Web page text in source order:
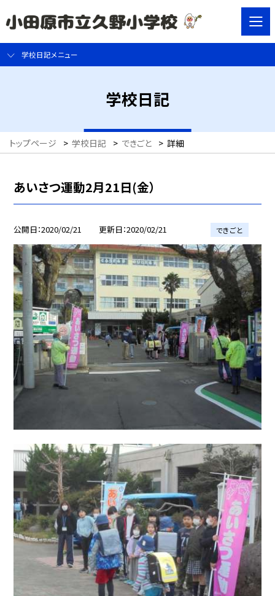
学校日記メニュー
学校日記
トップページ > 学校日記 > できごと > 詳細
あいさつ運動2月21日(金）
公開日 2020/02/21 更新日 2020/02/21 できごと